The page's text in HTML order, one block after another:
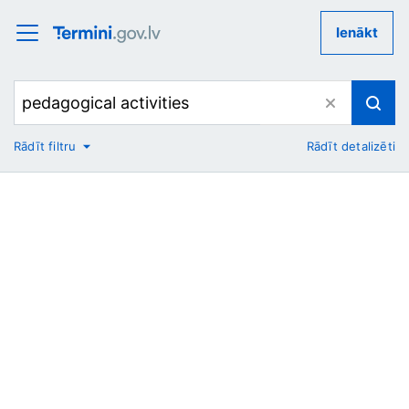
Ienākt
No
Rādīt filtru Rādīt detalizēti